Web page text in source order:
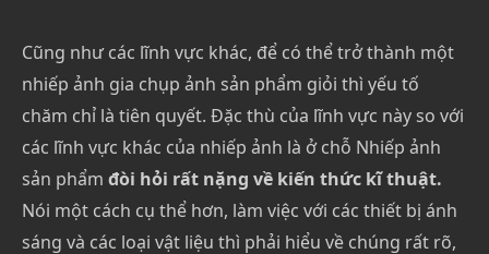
Cũng như các lĩnh vực khác, để có thể trở thành một
nhiếp ảnh gia chụp ảnh sản phẩm giỏi thì yếu tố
chăm chỉ là tiên quyết. Đặc thù của lĩnh vực này so với
các lĩnh vực khác của nhiếp ảnh là ở chỗ Nhiếp ảnh
sản phẩm đòi hỏi rất nặng về kiến thức kĩ thuật.
Nói một cách cụ thể hơn, làm việc với các thiết bị ánh
sáng và các loại vật liệu thì phải hiểu về chúng rất rõ,